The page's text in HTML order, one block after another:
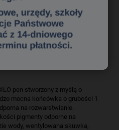
poleć znajomemu
pen stworzony z myślą o
mocna końcówka o grubości 1
na rozwarstwianie.
pigmenty odporne na
wody, wentylowana skuwka,